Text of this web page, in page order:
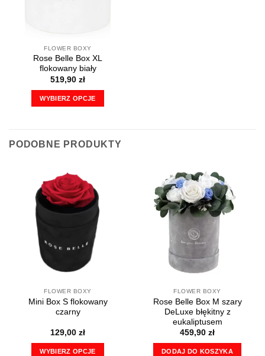
FLOWER BOXY
Rose Belle Box XL
flokowany biały
519,90 zł
WYBIERZ OPCJE
wiele
Opcje
można
wybrać
na
produktu
PODOBNE PRODUKTY
FLOWER BOXY
Mini Box S flokowany
czarny
129,00 zł
WYBIERZ OPCJE
FLOWER BOXY
Rose Belle Box M szary
DeLuxe błękitny z
eukaliptusem
459,90 zł
DODAJ DO KOSZYKA